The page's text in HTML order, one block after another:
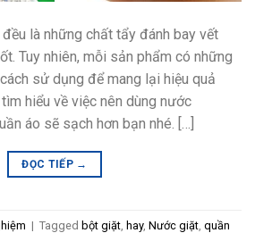
là những chất tẩy đánh bay vết
Tuy nhiên, mỗi sản phẩm có những
sử dụng để mang lại hiệu quả
hiểu về việc nên dùng nước
áo sẽ sạch hơn bạn nhé. […]
ĐỌC TIẾP →
| Tagged bột giặt hay, Nước giặt quần